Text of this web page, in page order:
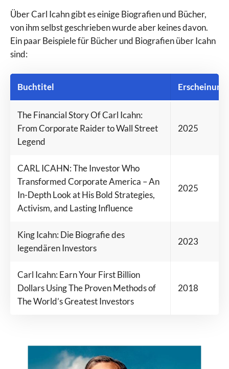
Über Carl Icahn gibt es einige Biografien und Bücher,
von ihm selbst geschrieben wurde aber keines davon.
Ein paar Beispiele für Bücher und Biografien über Icahn
sind:
Buchtitel
The Financial Story Of Carl Icahn:
From Corporate Raider to Wall Street
Legend
2025
CARL ICAHN: The Investor Who
Transformed Corporate America – An
In-Depth Look at His Bold Strategies,
Activism, and Lasting Influence
2025
King Icahn: Die Biografie des
legendären Investors
2023
Carl Icahn: Earn Your First Billion
Dollars Using The Proven Methods of
The World’s Greatest Investors
2018